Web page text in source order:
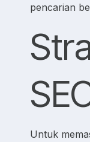
pencarian
Untuk